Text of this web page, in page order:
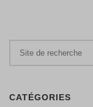
CATÉGORIES